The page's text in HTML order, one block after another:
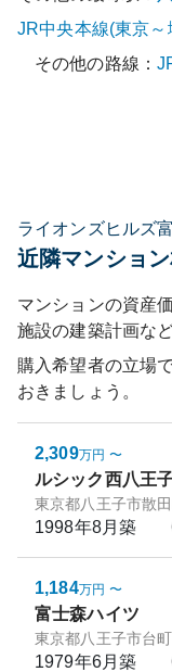
JR中央本線(東京～
その他の路線：
ライオンズヒルズ
近隣マンショ
マンションの資産
施設の建築計画な
購入希望者の立場
おきましょう。
2,309万円 〜
ルシック西八王
東京都八王子市散
1998年8月築
1,184万円 〜
富士森ハイツ
東京都八王子市台
1979年6月築